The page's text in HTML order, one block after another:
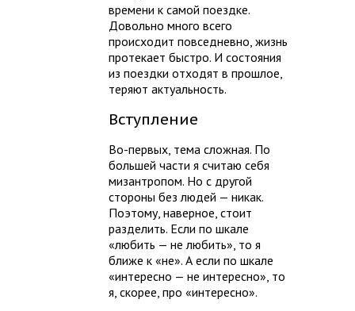
времени к самой поездке.
Довольно много всего
происходит повседневно, жизнь
протекает быстро. И состояния
из поездки отходят в прошлое,
теряют актуальность.
Вступление
Во-первых, тема сложная. По
большей части я считаю себя
мизантропом. Но с другой
стороны без людей — никак.
Поэтому, наверное, стоит
разделить. Если по шкале
«любить — не любить», то я
ближе к «не». А если по шкале
«интересно — не интересно», то
я, скорее, про «интересно».